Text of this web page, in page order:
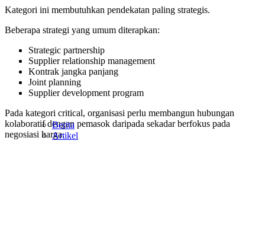
Berita
Artikel
Kategori ini membutuhkan pendekatan paling strategis.
Beberapa strategi yang umum diterapkan:
Strategic partnership
Supplier relationship management
Kontrak jangka panjang
Joint planning
Supplier development program
Pada kategori critical, organisasi perlu membangun hubungan
kolaboratif dengan pemasok daripada sekadar berfokus pada
negosiasi harga.